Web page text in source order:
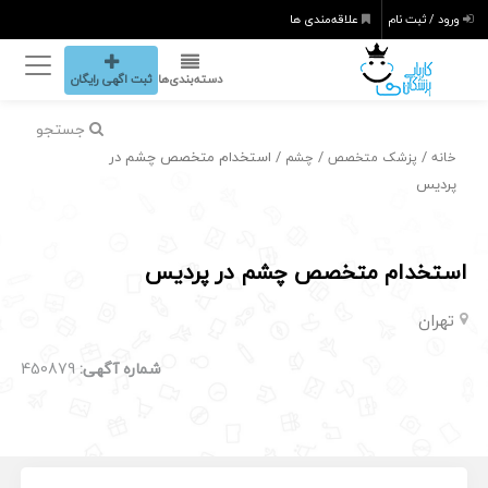
ورود / ثبت نام علاقه‌مندی ها
دسته‌بندی‌ها ثبت اگهی رایگان
جستجو
خانه / پزشک متخصص / چشم / استخدام متخصص چشم در
پردیس
استخدام متخصص چشم در پردیس
تهران
شماره آگهی: 450879